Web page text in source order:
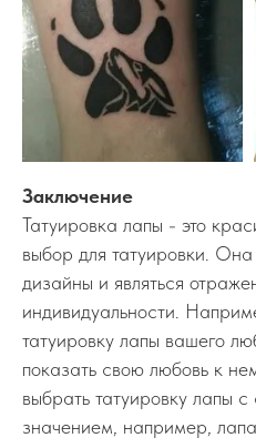
Заключение
Татуировка лапы - это
выбор для татуировки.
дизайны и являться
индивидуальности.
татуировку лапы вашего
показать свою любовь к
выбрать татуировку лапы
значением, например,